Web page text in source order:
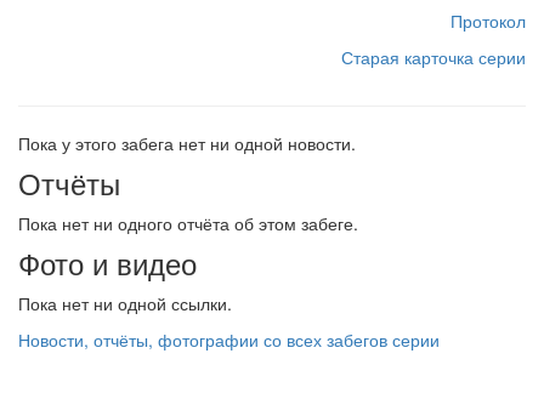
Протокол
Старая карточка серии
Пока у этого забега нет ни одной новости.
Отчёты
Пока нет ни одного отчёта об этом забеге.
Фото и видео
Пока нет ни одной ссылки.
Новости, отчёты, фотографии со всех забегов серии